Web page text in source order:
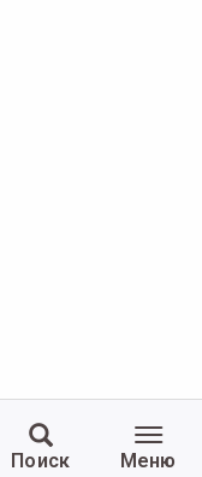
Поиск Меню